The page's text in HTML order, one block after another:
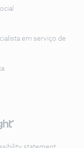
em serviço de